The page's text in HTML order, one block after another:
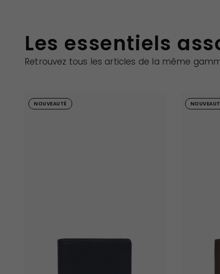
Les essentiels
Retrouvez tous les articles de la même
NOUVEAUTÉ